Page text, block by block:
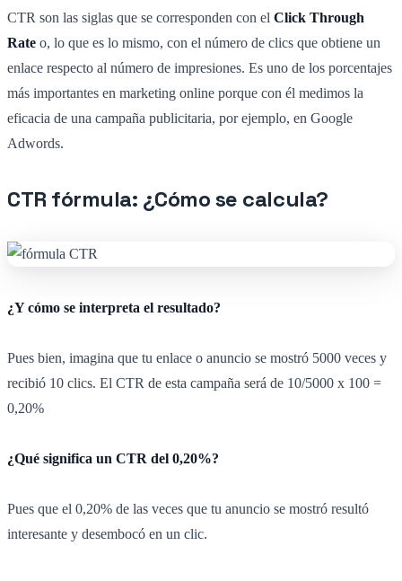
CTR son las siglas que se corresponden con el Click Through
Rate o, lo que es lo mismo, con el número de clics que obtiene un
enlace respecto al número de impresiones. Es uno de los porcentajes
más importantes en marketing online porque con él medimos la
eficacia de una campaña publicitaria, por ejemplo, en Google
Adwords.
CTR fórmula: ¿Cómo se calcula?
¿Y cómo se interpreta el resultado?
Pues bien, imagina que tu enlace o anuncio se mostró 5000 veces y
recibió 10 clics. El CTR de esta campaña será de 10/5000 x 100 =
0,20%
¿Qué significa un CTR del 0,20%?
Pues que el 0,20% de las veces que tu anuncio se mostró resultó
interesante y desembocó en un clic.